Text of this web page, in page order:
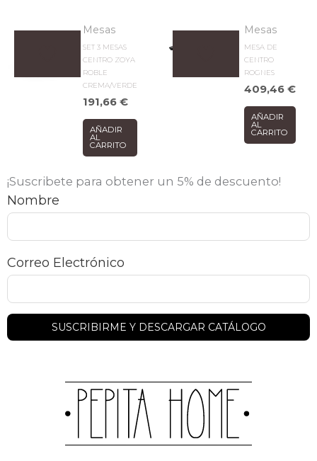
Mesas
SET 3 MESAS
CENTRO ZOYA
ROBLE
CREMA/VERDE
191,66€
AÑADIR
AL
CARRITO
Mesas
MESA DE
CENTRO
ROGNES
409,46€
AÑADIR
AL
CARRITO
¡Suscribete para obtener un 5% de descuento!
Nombre
Correo Electrónico